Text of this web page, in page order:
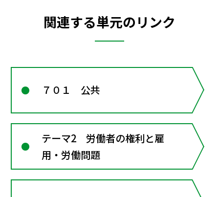
関連する単元のリンク
７０１ 公共
テーマ2 労働者の権利と雇
用・労働問題